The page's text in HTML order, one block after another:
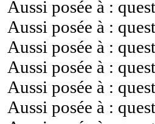
Aussi posée à :
Aussi posée à :
Aussi posée à :
Aussi posée à :
Aussi posée à :
Aussi posée à :